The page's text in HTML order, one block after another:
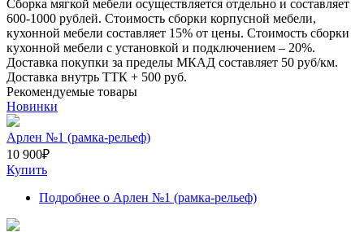
Сборка мягкой мебели осуществляется отдельно и составляет
600-1000 рублей. Стоимость сборки корпусной мебели,
кухонной мебели составляет 15% от цены. Стоимость сборки
кухонной мебели с установкой и подключением – 20%.
Доставка покупки за пределы МКАД составляет 50 руб/км.
Доставка внутрь ТТК + 500 руб.
Рекомендуемые товары
Новинки
Арлен №1 (рамка-рельеф)
10 900₽
Купить
Подробнее о Арлен №1 (рамка-рельеф)